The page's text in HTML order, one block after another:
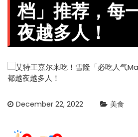
档」推荐，每
夜越多人！
December 22, 2022 美食